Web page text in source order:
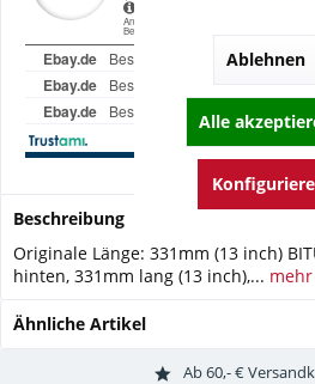
Beschreibung
Originale Länge: 331mm (13 inch)
hinten, 331mm lang (13 inch),... mehr
Ähnliche Artikel
Ab 60,- €
Ablehnen
Alle